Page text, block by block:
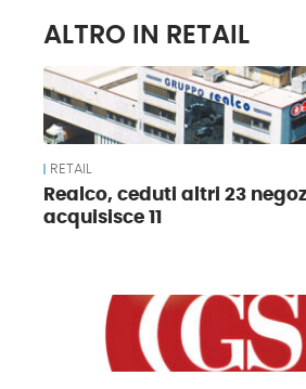
ALTRO IN RETAIL
RETAIL
Realco, ceduti altri 23
acquisisce 11